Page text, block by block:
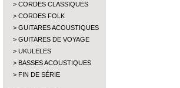
CORDES CLASSIQUES
CORDES FOLK
GUITARES ACOUSTIQUES
GUITARES DE VOYAGE
UKULELES
BASSES ACOUSTIQUES
FIN DE SÉRIE